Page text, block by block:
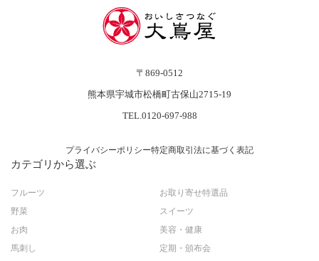
〒869-0512
熊本県宇城市松橋町古保山2715-19
TEL.0120-697-988
プライバシーポリシー特定商取引法に基づく表記
カテゴリから選ぶ
フルーツ
野菜
お肉
馬刺し
お取り寄せ特選品
スイーツ
美容・健康
定期・頒布会